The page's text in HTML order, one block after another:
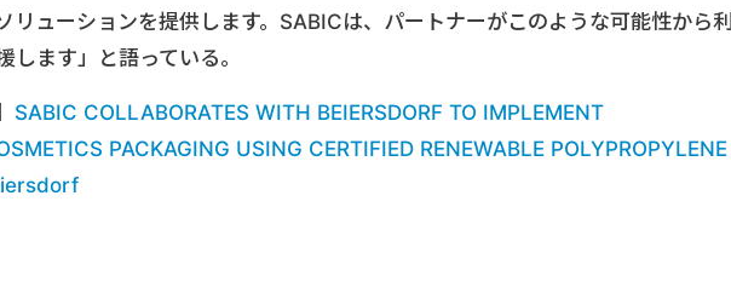
リューションを提供します。SABICは、パートナーがこのような可能性から
します」と語っている。
SABIC COLLABORATES WITH BEIERSDORF TO IMPLEMENT
PACKAGING USING CERTIFIED RENEWABLE POLYPROPYLENE